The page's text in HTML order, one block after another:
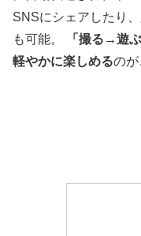
SNSにシェアしたり
も可能。
「撮る→遊
軽やかに楽しめるのが